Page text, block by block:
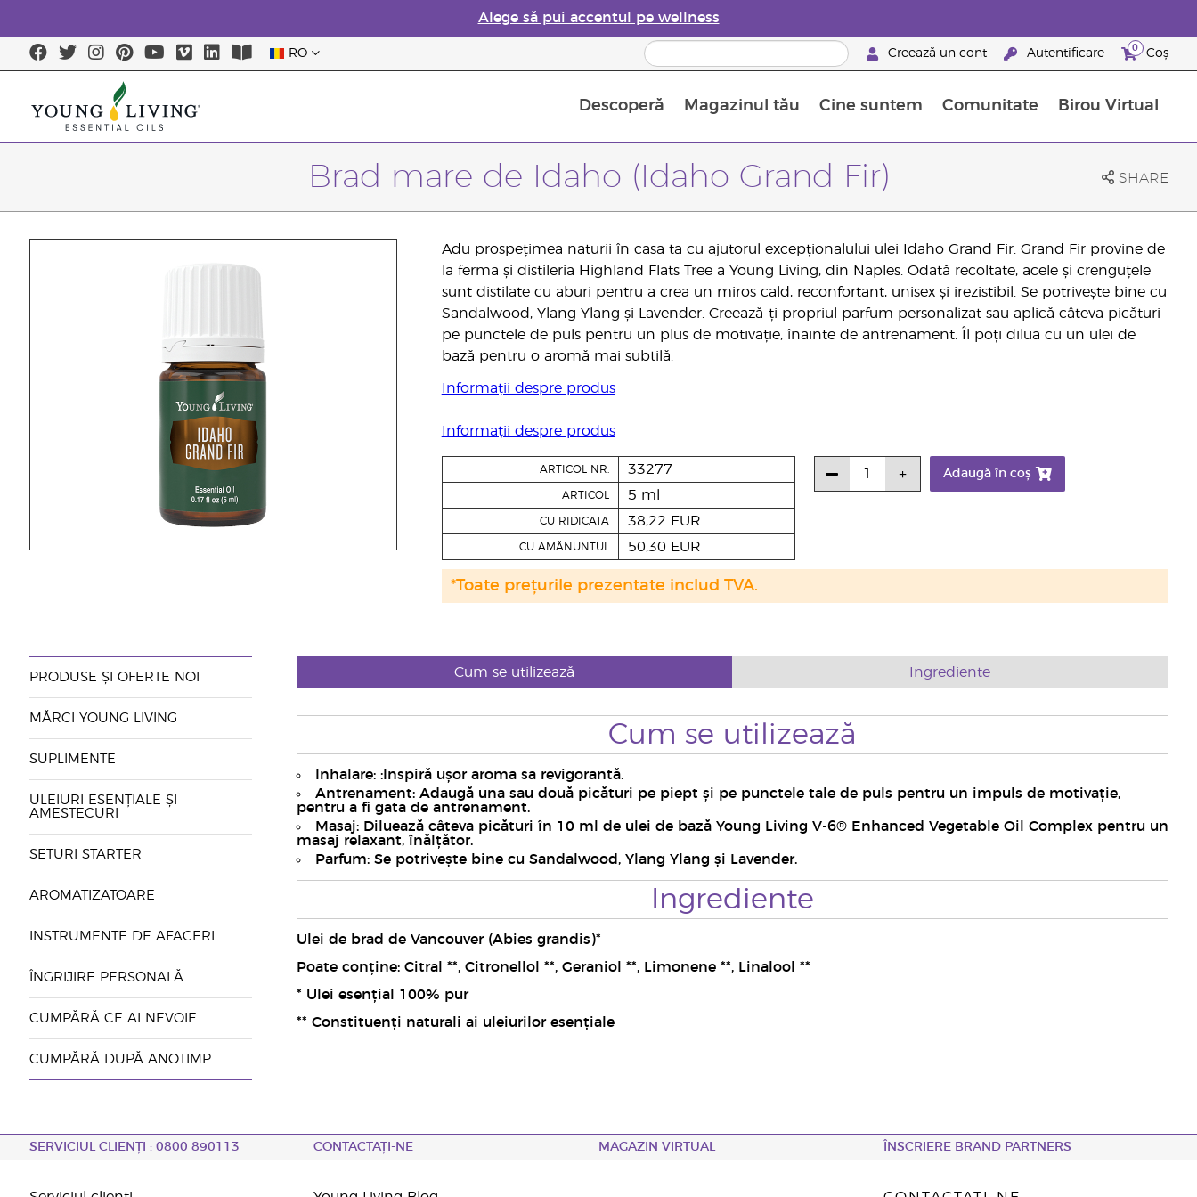
Alege să pui accentul pe wellness
RO Creează un cont Autentificare 0 Coș
Descoperă Magazinul tău Cine suntem Comunitate Birou Virtual
Brad mare de Idaho (Idaho Grand Fir) SHARE
Adu prospețimea naturii în casa ta cu ajutorul excepționalului ulei Idaho Grand Fir. Grand Fir provine de
la ferma și distileria Highland Flats Tree a Young Living, din Naples. Odată recoltate, acele și crenguțele
sunt distilate cu aburi pentru a crea un miros cald, reconfortant, unisex și irezistibil. Se potrivește bine cu
Sandalwood, Ylang Ylang și Lavender. Creează-ți propriul parfum personalizat sau aplică câteva picături
pe punctele de puls pentru un plus de motivație, înainte de antrenament. Îl poți dilua cu un ulei de
bază pentru o aromă mai subtilă.
Informații despre produs
Informații despre produs
ARTICOL NR. 33277
ARTICOL 5 ml
CU RIDICATA 38,22 EUR
CU AMĂNUNTUL 50,30 EUR
Adaugă în coș
*Toate prețurile prezentate includ TVA.
PRODUSE ȘI OFERTE NOI
MĂRCI YOUNG LIVING
SUPLIMENTE
ULEIURI ESENȚIALE ȘI
AMESTECURI
SETURI STARTER
AROMATIZATOARE
INSTRUMENTE DE AFACERI
ÎNGRIJIRE PERSONALĂ
CUMPĂRĂ CE AI NEVOIE
CUMPĂRĂ DUPĂ ANOTIMP
Cum se utilizează Ingrediente
Cum se utilizează
Inhalare: :Inspiră ușor aroma sa revigorantă.
Antrenament: Adaugă una sau două picături pe piept și pe punctele tale de puls pentru un impuls de motivație,
pentru a fi gata de antrenament.
Masaj: Diluează câteva picături în 10 ml de ulei de bază Young Living V-6® Enhanced Vegetable Oil Complex pentru un
masaj relaxant, înălțător.
Parfum: Se potrivește bine cu Sandalwood, Ylang Ylang și Lavender.
Ingrediente
Ulei de brad de Vancouver (Abies grandis)*
Poate conține: Citral **, Citronellol **, Geraniol **, Limonene **, Linalool **
* Ulei esențial 100% pur
** Constituenți naturali ai uleiurilor esențiale
SERVICIUL CLIENȚI : 0800 890113 CONTACTAȚI-NE MAGAZIN VIRTUAL ÎNSCRIERE BRAND PARTNERS